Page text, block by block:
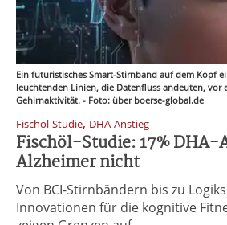
Ein futuristisches Smart-Stirnband auf dem Kopf
leuchtenden Linien, die Datenfluss andeuten, vor
Gehirnaktivität. - Foto: über boerse-global.de
Fischöl-Studie, DHA-Anstieg
Fischöl-Studie: 17%
Alzheimer nicht
Von BCI-Stirnbändern bis zu
Innovationen für die kognitive